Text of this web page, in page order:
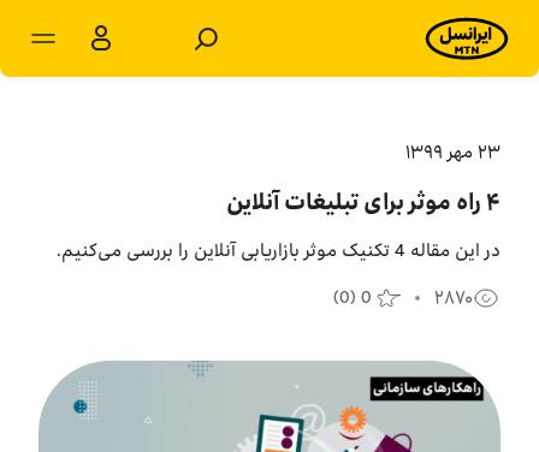
محصولات و راهکارها
پشتیبانی
۲۳ مهر ۱۳۹۹
۴ راه موثر برای تبلیغات آنلاین
در این مقاله 4 تکنیک موثر بازاریابی آنلاین را بررسی می‌کنیم.
۲۸۷۰ (0) 0